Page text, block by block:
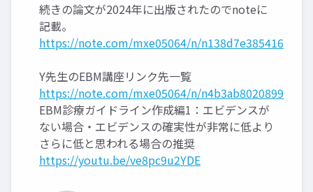
続きの論文が2024年に出版されたのでnoteに
記載。
https://note.com/mxe05064/n/n138d7e385416
Y先生のEBM講座リンク先一覧
https://note.com/mxe05064/n/n4b3ab8020899
EBM診療ガイドライン作成編1：エビデンスが
ない場合・エビデンスの確実性が非常に低より
さらに低と思われる場合の推奨
https://youtu.be/ve8pc9u2YDE